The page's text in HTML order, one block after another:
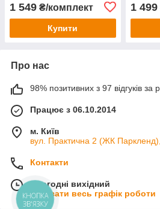
1 549 ₴/комплект
Купити
1 499
Про нас
98% позитивних з 97 відгуків за
Працює з 06.10.2014
м. Київ
вул. Практична 2 (ЖК Паркленд),
Контакти
Сьогодні вихідний
Показати весь графік роботи
КНОПКА
ЗВ'ЯЗКУ